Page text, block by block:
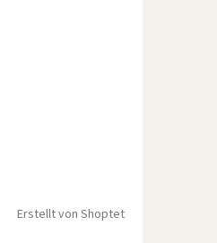
Erstellt von Shoptet